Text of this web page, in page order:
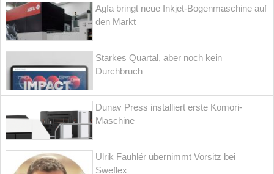
Agfa bringt neue Inkjet-Bogenmaschine auf
den Markt
Starkes Quartal, aber noch kein
Durchbruch
Dunav Press installiert erste Komori-
Maschine
Ulrik Fauhlér übernimmt Vorsitz bei
Sweflex